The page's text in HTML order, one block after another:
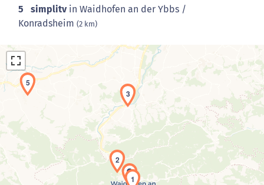
5 simplitvin Waidhofen an der Ybbs /
Konradsheim (2 km)
Laden der Karte...
1
2
3
5